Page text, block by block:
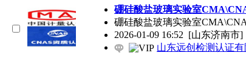
硼硅酸盐玻璃实验室
硼硅酸盐玻璃实验室
2026-01-09 16:52 [山东济南市]
山东远创检测认证有